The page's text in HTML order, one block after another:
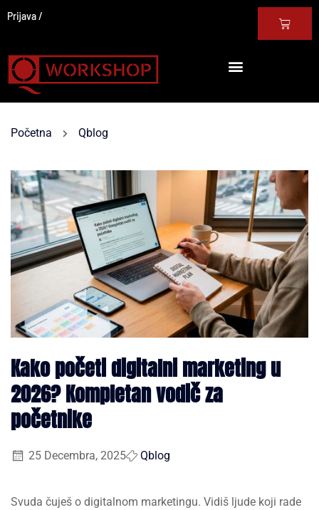
Prijava
Početna Qblog
Kako početi digitalni marketing u
2026? Kompletan vodič za
početnike
25 Decembra, 2025 Qblog
Svuda čuješ o digitalnom marketingu. Vidiš ljude koji rade